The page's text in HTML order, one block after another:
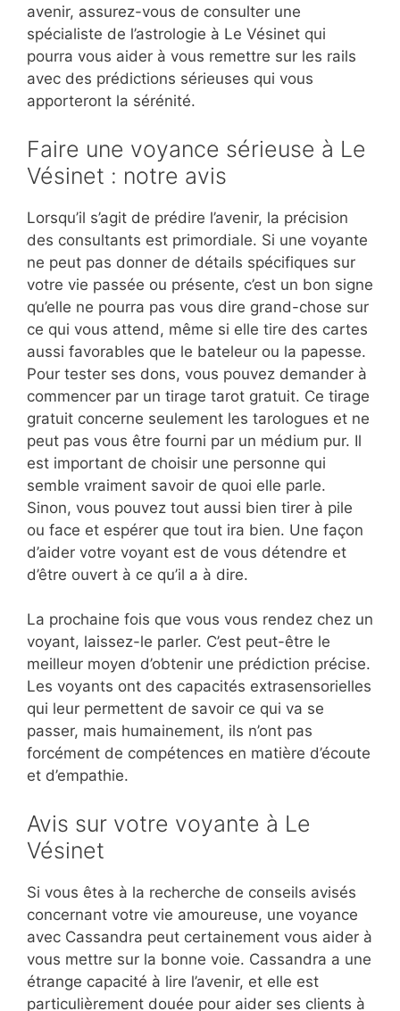
avenir, assurez-vous de consulter une
spécialiste de l’astrologie à Le Vésinet qui
pourra vous aider à vous remettre sur les rails
avec des prédictions sérieuses qui vous
apporteront la sérénité.
Faire une voyance sérieuse à Le
Vésinet : notre avis
Lorsqu’il s’agit de prédire l’avenir, la précision
des consultants est primordiale. Si une voyante
ne peut pas donner de détails spécifiques sur
votre vie passée ou présente, c’est un bon signe
qu’elle ne pourra pas vous dire grand-chose sur
ce qui vous attend, même si elle tire des cartes
aussi favorables que le bateleur ou la papesse.
Pour tester ses dons, vous pouvez demander à
commencer par un tirage tarot gratuit. Ce tirage
gratuit concerne seulement les tarologues et ne
peut pas vous être fourni par un médium pur. Il
est important de choisir une personne qui
semble vraiment savoir de quoi elle parle.
Sinon, vous pouvez tout aussi bien tirer à pile
ou face et espérer que tout ira bien. Une façon
d’aider votre voyant est de vous détendre et
d’être ouvert à ce qu’il a à dire.
La prochaine fois que vous vous rendez chez un
voyant, laissez-le parler. C’est peut-être le
meilleur moyen d’obtenir une prédiction précise.
Les voyants ont des capacités extrasensorielles
qui leur permettent de savoir ce qui va se
passer, mais humainement, ils n’ont pas
forcément de compétences en matière d’écoute
et d’empathie.
Avis sur votre voyante à Le
Vésinet
Si vous êtes à la recherche de conseils avisés
concernant votre vie amoureuse, une voyance
avec Cassandra peut certainement vous aider à
vous mettre sur la bonne voie. Cassandra a une
étrange capacité à lire l’avenir, et elle est
particulièrement douée pour aider ses clients à